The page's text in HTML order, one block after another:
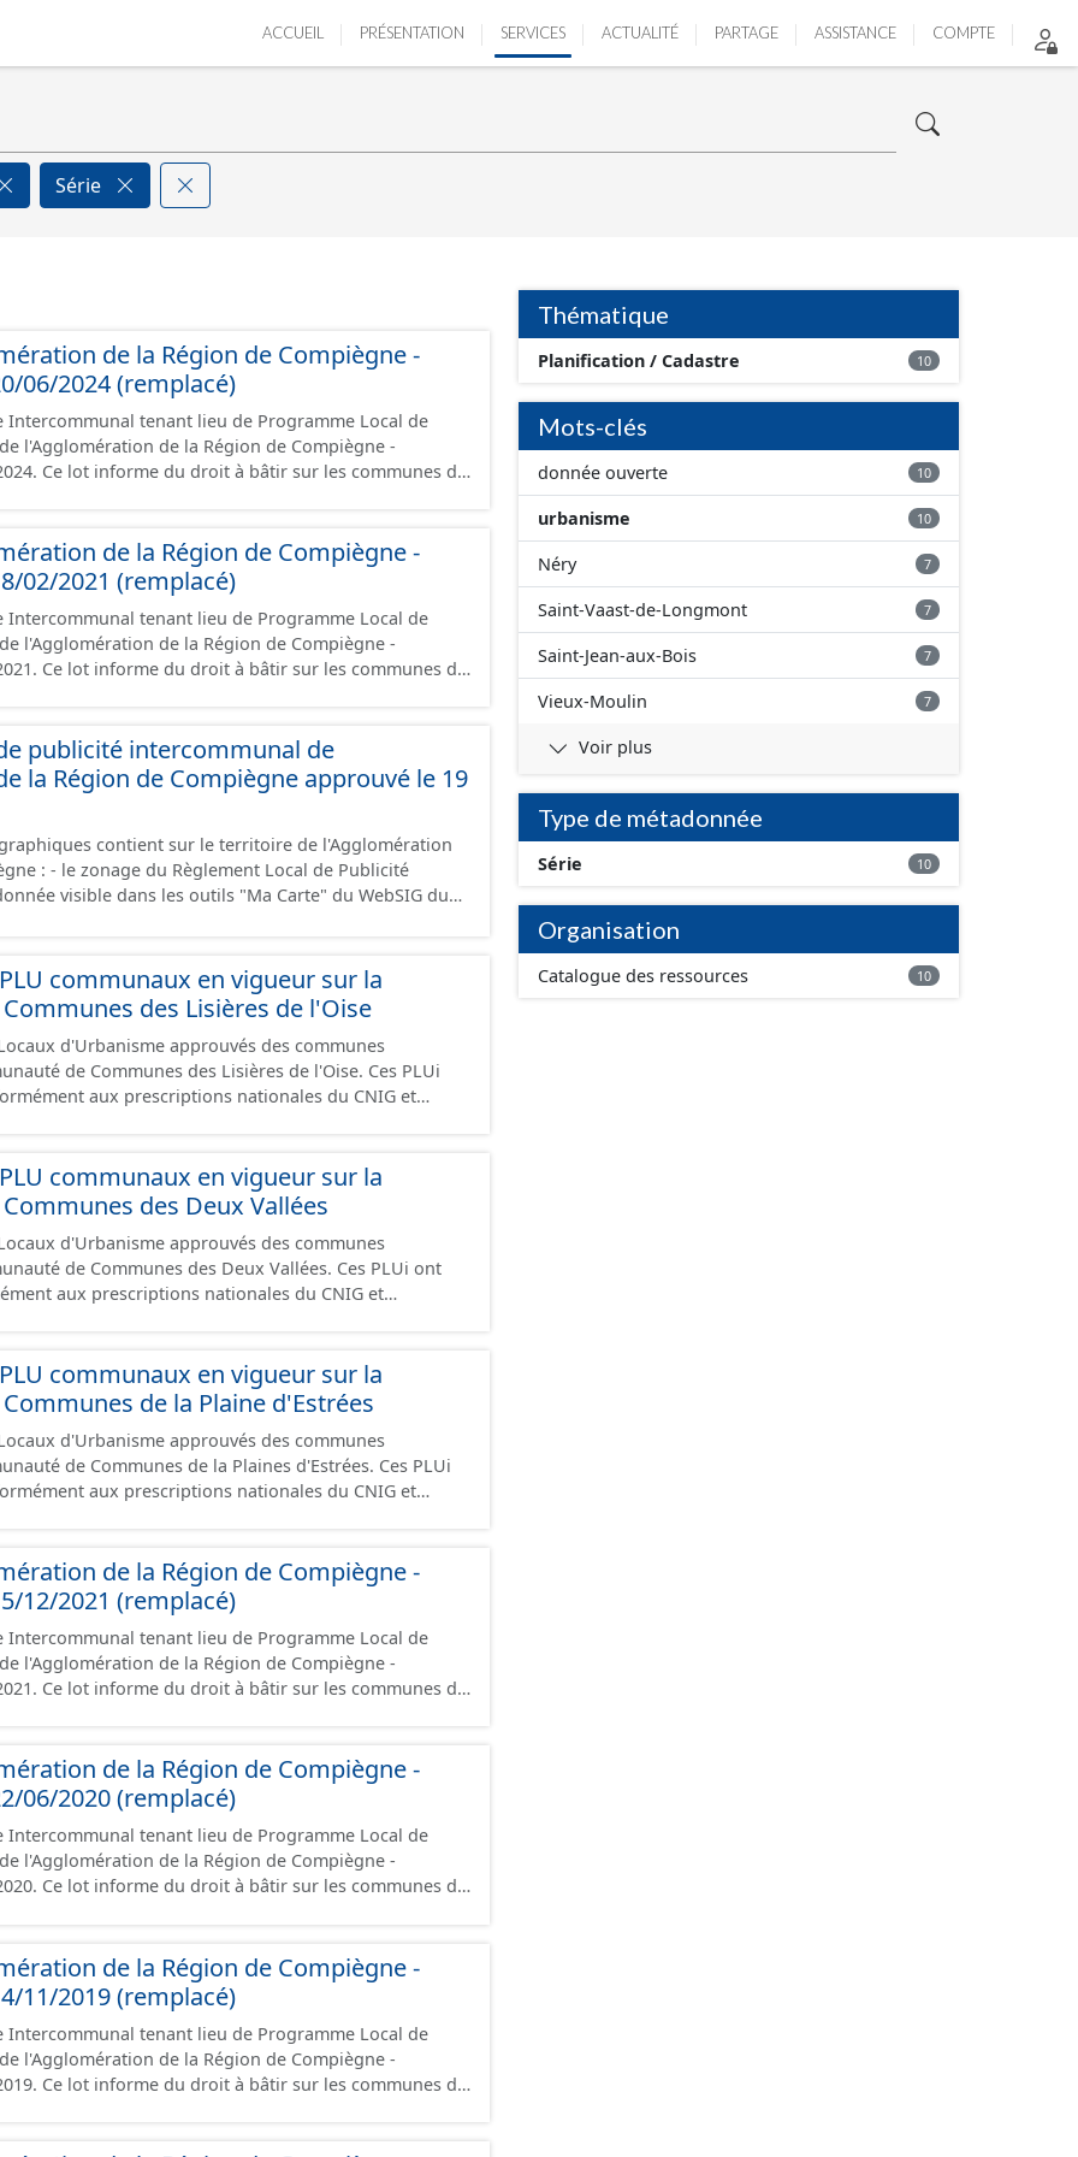
ACCUEIL PRÉSENTATION SERVICES ACTUALITÉ PARTAGE ASSISTANCE COMPTE
Série
de la Région de Compiègne -
06/2024 (remplacé)
Intercommunal tenant lieu de Programme Local de
l'Agglomération de la Région de Compiègne -
Ce lot informe du droit à bâtir sur les communes de
le rapport de présentation, le PADD, les règlements
les OAP et les données géographiques.
à la création de ces données, il est rappelé que seuls
foi et sont opposables d'un point de vue juridique.
de la Région de Compiègne -
02/2021 (remplacé)
Intercommunal tenant lieu de Programme Local de
l'Agglomération de la Région de Compiègne -
Ce lot informe du droit à bâtir sur les communes de
de présentation, le PADD, les règlements écrits et
OAP et les données géographiques. Malgré
de ces données, il est rappelé que seuls les
foi et sont opposables d'un point de vue juridique.
publicité intercommunal de
la Région de Compiègne approuvé le 19
contient sur le territoire de l'Agglomération
de Publicité
visible dans les outils "Ma Carte" du WebSIG du
englobant + 100 mètres des zones du RLPi par
textuel du RLPi. Le Règlement Local de
locale qui concerne la publicité, les
du territoire
aggloméré, à l’intérieur duquel trois zones de
aux
de la ZAC Mercières et de la Z.I Nord à Compiègne. Le
de la ZAC Jaux-Venette. Les informations
communaux en vigueur sur la
des Lisières de l'Oise
d'Urbanisme approuvés des communes
de Communes des Lisières de l'Oise. Ces PLUi
aux prescriptions nationales du CNIG et
papier font foi et sont opposables d'un point
communaux en vigueur sur la
des Deux Vallées
d'Urbanisme approuvés des communes
de Communes des Deux Vallées. Ces PLUi ont
aux prescriptions nationales du CNIG et
papier font foi et sont opposables d'un point
communaux en vigueur sur la
de la Plaine d'Estrées
d'Urbanisme approuvés des communes
de Communes de la Plaines d'Estrées. Ces PLUi
aux prescriptions nationales du CNIG et
papier font foi et sont opposables d'un point
de la Région de Compiègne -
12/2021 (remplacé)
Intercommunal tenant lieu de Programme Local de
l'Agglomération de la Région de Compiègne -
Ce lot informe du droit à bâtir sur les communes de
de présentation, le PADD, les règlements écrits et
OAP et les données géographiques. Malgré
de ces données, il est rappelé que seuls les
foi et sont opposables d'un point de vue juridique.
de la Région de Compiègne -
06/2020 (remplacé)
Intercommunal tenant lieu de Programme Local de
l'Agglomération de la Région de Compiègne -
Ce lot informe du droit à bâtir sur les communes de
de présentation, le PADD, les règlements écrits et
OAP et les données géographiques. Malgré
de ces données, il est rappelé que seuls les
foi et sont opposables d'un point de vue juridique.
de la Région de Compiègne -
11/2019 (remplacé)
Intercommunal tenant lieu de Programme Local de
l'Agglomération de la Région de Compiègne -
Ce lot informe du droit à bâtir sur les communes de
Thématique
Planification / Cadastre 10
Mots-clés
donnée ouverte 10
urbanisme 10
Néry 7
Saint-Vaast-de-Longmont 7
Saint-Jean-aux-Bois 7
Vieux-Moulin 7
Voir plus
Type de métadonnée
Série 10
Organisation
Catalogue des ressources 10